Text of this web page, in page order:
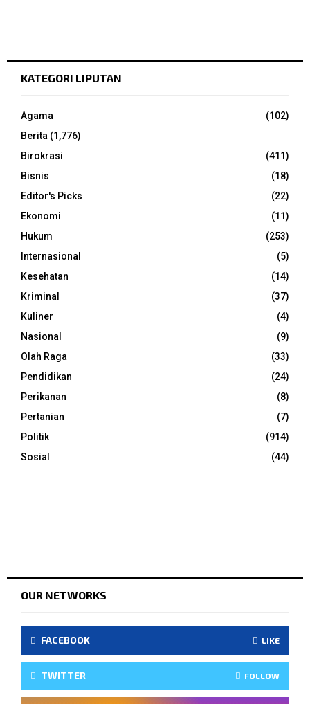
KATEGORI LIPUTAN
Agama
(102)
Berita (1,776)
Birokrasi
(411)
Bisnis
(18)
Editor's Picks
(22)
Ekonomi
(11)
Hukum
(253)
Internasional
(5)
Kesehatan
(14)
Kriminal
(37)
Kuliner
(4)
Nasional
(9)
Olah Raga
(33)
Pendidikan
(24)
Perikanan
(8)
Pertanian
(7)
Politik
(914)
Sosial
(44)
OUR NETWORKS
FACEBOOK LIKE
TWITTER FOLLOW